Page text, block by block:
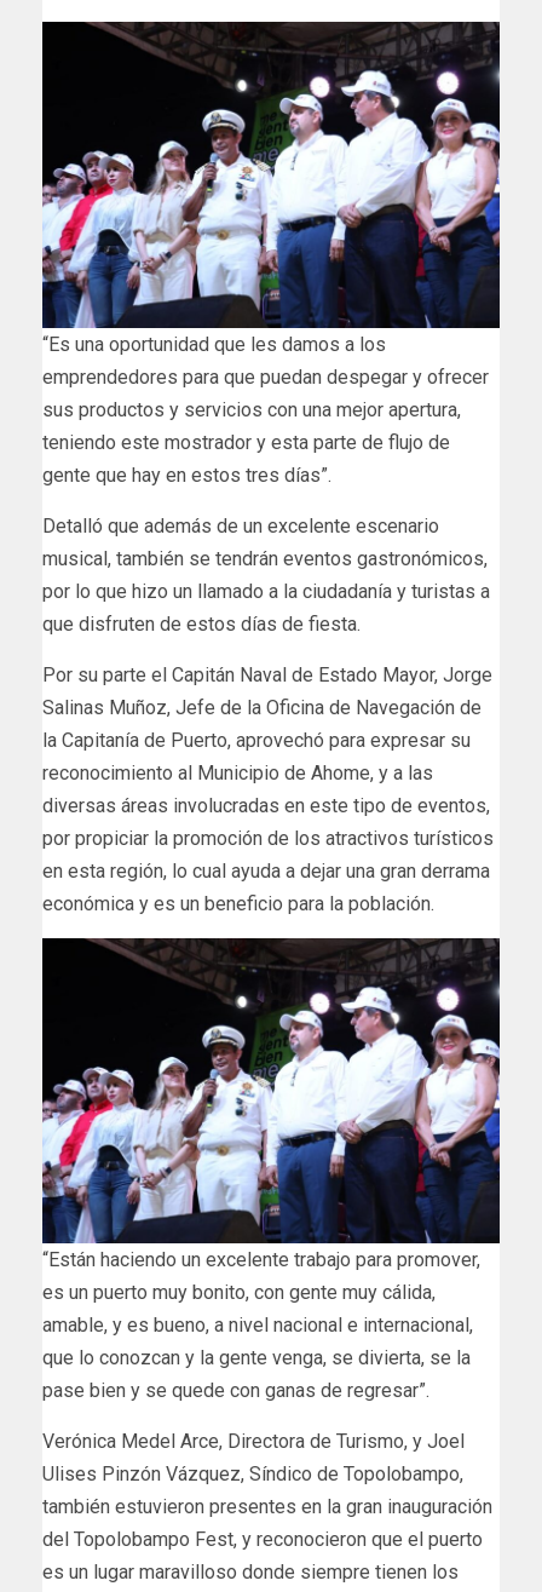
“Es una oportunidad que les damos a los
emprendedores para que puedan despegar y ofrecer
sus productos y servicios con una mejor apertura,
teniendo este mostrador y esta parte de flujo de
gente que hay en estos tres días”.
Detalló que además de un excelente escenario
musical, también se tendrán eventos gastronómicos,
por lo que hizo un llamado a la ciudadanía y turistas a
que disfruten de estos días de fiesta.
Por su parte el Capitán Naval de Estado Mayor, Jorge
Salinas Muñoz, Jefe de la Oficina de Navegación de
la Capitanía de Puerto, aprovechó para expresar su
reconocimiento al Municipio de Ahome, y a las
diversas áreas involucradas en este tipo de eventos,
por propiciar la promoción de los atractivos turísticos
en esta región, lo cual ayuda a dejar una gran derrama
económica y es un beneficio para la población.
“Están haciendo un excelente trabajo para promover,
es un puerto muy bonito, con gente muy cálida,
amable, y es bueno, a nivel nacional e internacional,
que lo conozcan y la gente venga, se divierta, se la
pase bien y se quede con ganas de regresar”.
Verónica Medel Arce, Directora de Turismo, y Joel
Ulises Pinzón Vázquez, Síndico de Topolobampo,
también estuvieron presentes en la gran inauguración
del Topolobampo Fest, y reconocieron que el puerto
es un lugar maravilloso donde siempre tienen los